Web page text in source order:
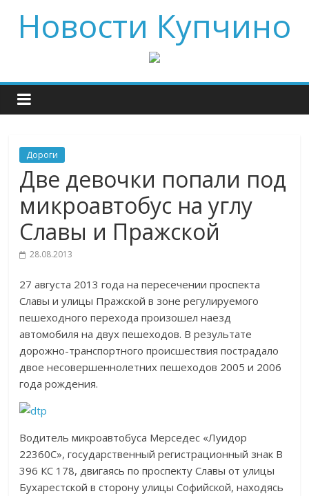
Новости Купчино
Дороги
Две девочки попали под
микроавтобус на углу
Славы и Пражской
28.08.2013
27 августа 2013 года на пересечении проспекта
Славы и улицы Пражской в зоне регулируемого
пешеходного перехода произошел наезд
автомобиля на двух пешеходов. В результате
дорожно-транспортного происшествия пострадало
двое несовершеннолетних пешеходов 2005 и 2006
года рождения.
Водитель микроавтобуса Мерседес «Луидор
22360С», государственный регистрационный знак В
396 КС 178, двигаясь по проспекту Славы от улицы
Бухарестской в сторону улицы Софийской, находясь